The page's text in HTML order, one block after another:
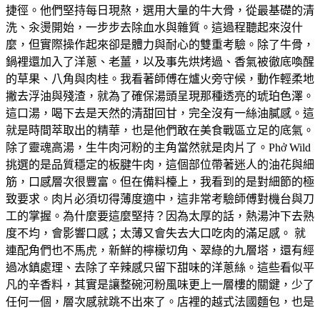
捷徑。他們堅持每日現熬，選用大量的牛大骨，從最基礎的清
洗、汆燙開始，一步步去除血水與雜質。這過程聽起來沒什
麼，但實際操作起來卻是體力與耐心的雙重考驗。除了牛骨，
鍋裡還加入了洋蔥、老薑，以及事先烘烤過、香氣被徹底喚醒
的草果、八角與肉桂。我看著師傅在爐火旁守候，動作輕柔地
撇去浮油與殘渣，就為了確保湯頭呈現那種透亮的琥珀色澤。
這口湯，喝下去是天然的清甜回甘，完全沒有一絲油膩感。這
就是時間萃取出的精華，也是他們敢在美食戰區立足的底氣。
除了靈魂高湯，生牛肉河粉的主角當然就是肉片了。Phở Wild
挑選的是品質穩定的板腱牛肉，這個部位帶著迷人的油花與細
筋，口感層次很豐富。但在備料檯上，我看到的是對細節的極
致要求。肉片必須切得薄度適中，這非常考驗師傅對機台與刀
工的掌握。為什麼要這麼堅持？因為太厚的話，熱湯沖下去熟
度不均，會影響口感；太薄又會失去大口吃肉的滿足感。 就
連配角們也不馬虎，新鮮的檸檬切角、翠綠的九層塔，還有經
過冰鎮處理、去除了辛辣感只留下甜味的洋蔥絲。這些看似平
凡的辛香料，其實是讓整碗河粉風味更上一層樓的關鍵，少了
任何一個，層次感就跳不出來了。店裡的越式法國麵包，也是